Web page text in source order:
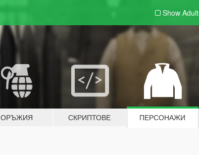
Show Adult
ОРЪЖИЯ СКРИПТОВЕ ПЕРСОНАЖИ